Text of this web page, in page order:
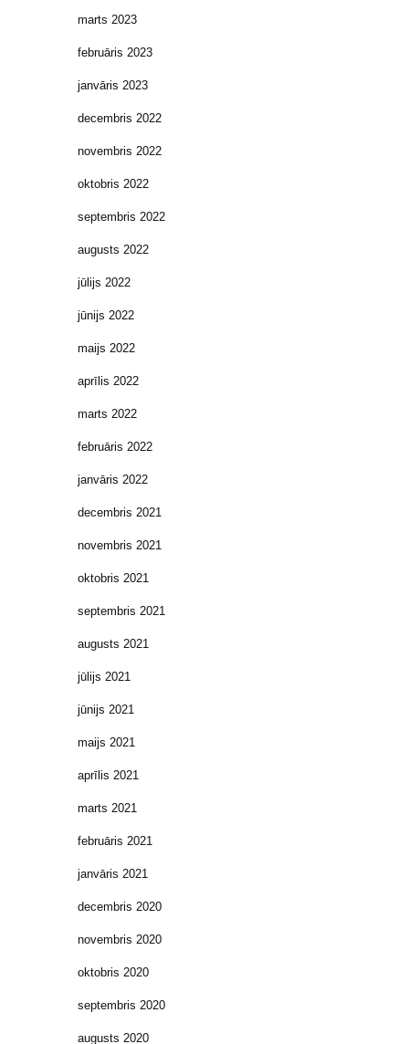
marts 2023
februāris 2023
janvāris 2023
decembris 2022
novembris 2022
oktobris 2022
septembris 2022
augusts 2022
jūlijs 2022
jūnijs 2022
maijs 2022
aprīlis 2022
marts 2022
februāris 2022
janvāris 2022
decembris 2021
novembris 2021
oktobris 2021
septembris 2021
augusts 2021
jūlijs 2021
jūnijs 2021
maijs 2021
aprīlis 2021
marts 2021
februāris 2021
janvāris 2021
decembris 2020
novembris 2020
oktobris 2020
septembris 2020
augusts 2020